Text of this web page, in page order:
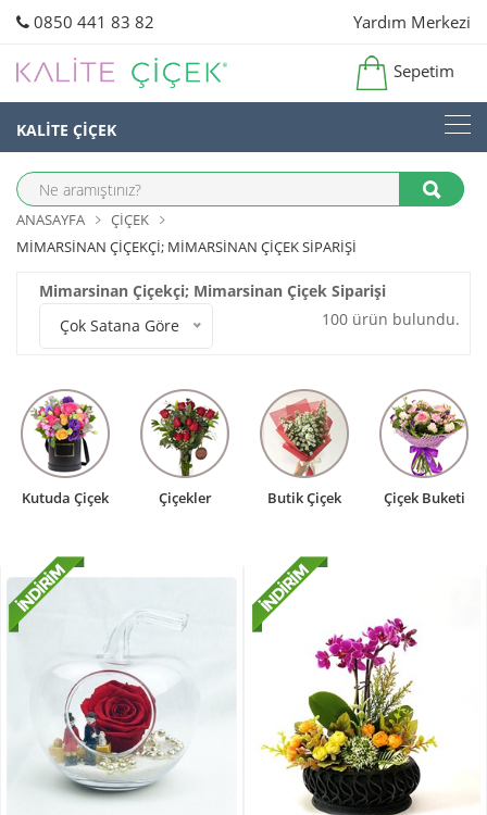
0850 441 83 82 Yardım Merkezi
Sepetim
KALİTE ÇİÇEK
ANASAYFA
ÇIÇEK
MIMARSINAN ÇIÇEKÇI; MIMARSINAN ÇIÇEK SIPARIŞI
Mimarsinan Çiçekçi; Mimarsinan Çiçek Siparişi
Çok Satana Göre
100 ürün bulundu.
Kutuda Çiçek Çiçekler Butik Çiçek Çiçek Buketi